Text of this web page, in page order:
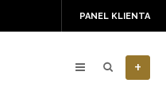
PANEL KLIENTA
+